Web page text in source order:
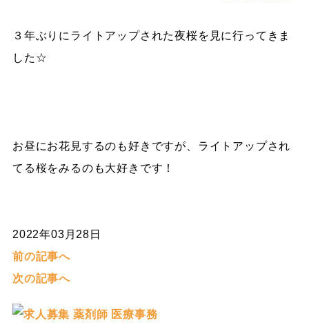
３年ぶりにライトアップされた夜桜を見に行ってきま
した☆
お昼にお花見するのも好きですが、ライトアップされ
てる桜をみるのも大好きです！
2022年03月28日
前の記事へ
次の記事へ